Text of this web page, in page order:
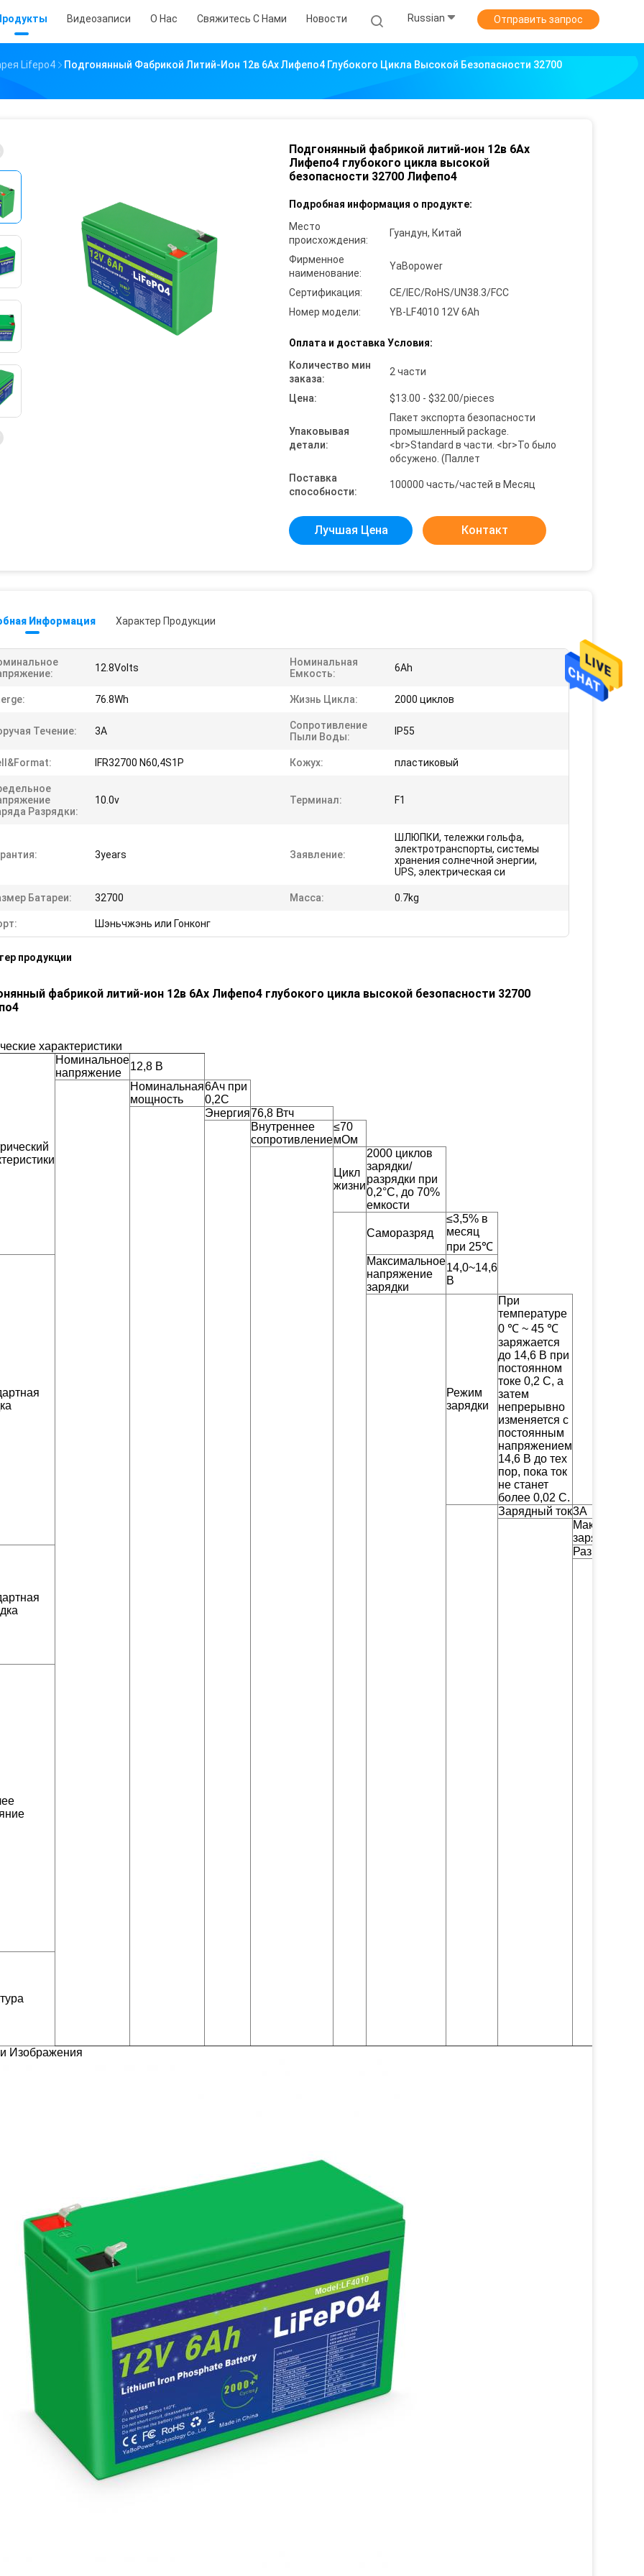
Видеозаписи О Нас Свяжитесь С Нами Новости Russian Отправить запрос
Lifepo4
Подгонянный Фабрикой Литий-Ион 12в 6Ах Лифепо4 Глубокого Цикла Высокой Безопасности 32700
Подгонянный фабрикой литий-ион 12в 6Ах
Лифепо4 глубокого цикла высокой
безопасности 32700 Лифепо4
Подробная информация о продукте:
Место
происхождения:
Гуандун, Китай
Фирменное
наименование:
YaBopower
Сертификация:
CE/IEC/RoHS/UN38.3/FCC
Номер модели:
YB-LF4010 12V 6Ah
Оплата и доставка Условия:
Количество мин
заказа:
2 части
Цена: $13.00 - $32.00/pieces
Упаковывая
детали:
Пакет экспорта безопасности
промышленный package.
<br>Standard в части. <br>To было
обсужено. (Паллет
Поставка
способности:
100000 часть/частей в Месяц
Лучшая Цена Контакт
Информация Характер Продукции
12.8Volts
Номинальная
Емкость:
6Ah
76.8Wh Жизнь Цикла: 2000 циклов
Течение: 3A
Сопротивление
Пыли Воды:
IP55
IFR32700 N60,4S1P Кожух: пластиковый
Разрядки:
10.0v Терминал: F1
3years Заявление:
ШЛЮПКИ, тележки гольфа,
электротранспорты, системы
хранения солнечной энергии,
UPS, электрическая си
Батареи: 32700 Масса: 0.7kg
Шэньчжэнь или Гонконг
продукции
фабрикой литий-ион 12в 6Ах Лифепо4 глубокого цикла высокой безопасности 32700
характеристики
Номинальное
напряжение
12,8 В
Номинальная
мощность
6Ач при
0,2С
Энергия76,8 Втч
Внутреннее
сопротивление
≤70
мОм
Цикл
жизни
2000 циклов
зарядки/
разрядки при
0,2°C, до 70%
емкости
Саморазряд
≤3,5% в
месяц
при 25℃
Максимальное
напряжение
зарядки
14,0~14,6
В
Режим
зарядки
При
температуре
0 ℃ ~ 45 ℃
заряжается
до 14,6 В при
постоянном
токе 0,2 С, а
затем
непрерывно
изменяется с
постоянным
напряжением
14,6 В до тех
пор, пока ток
не станет
более 0,02 С.
Зарядный ток3А
зарядный ток
Разрядный
Изображения